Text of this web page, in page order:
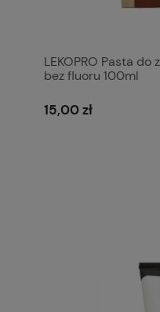
LEKOPRO Pasta
bez fluoru 100ml
15,00 zł